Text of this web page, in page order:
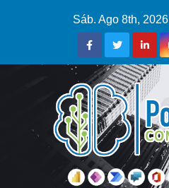
Sáb. Ago 8th, 2026